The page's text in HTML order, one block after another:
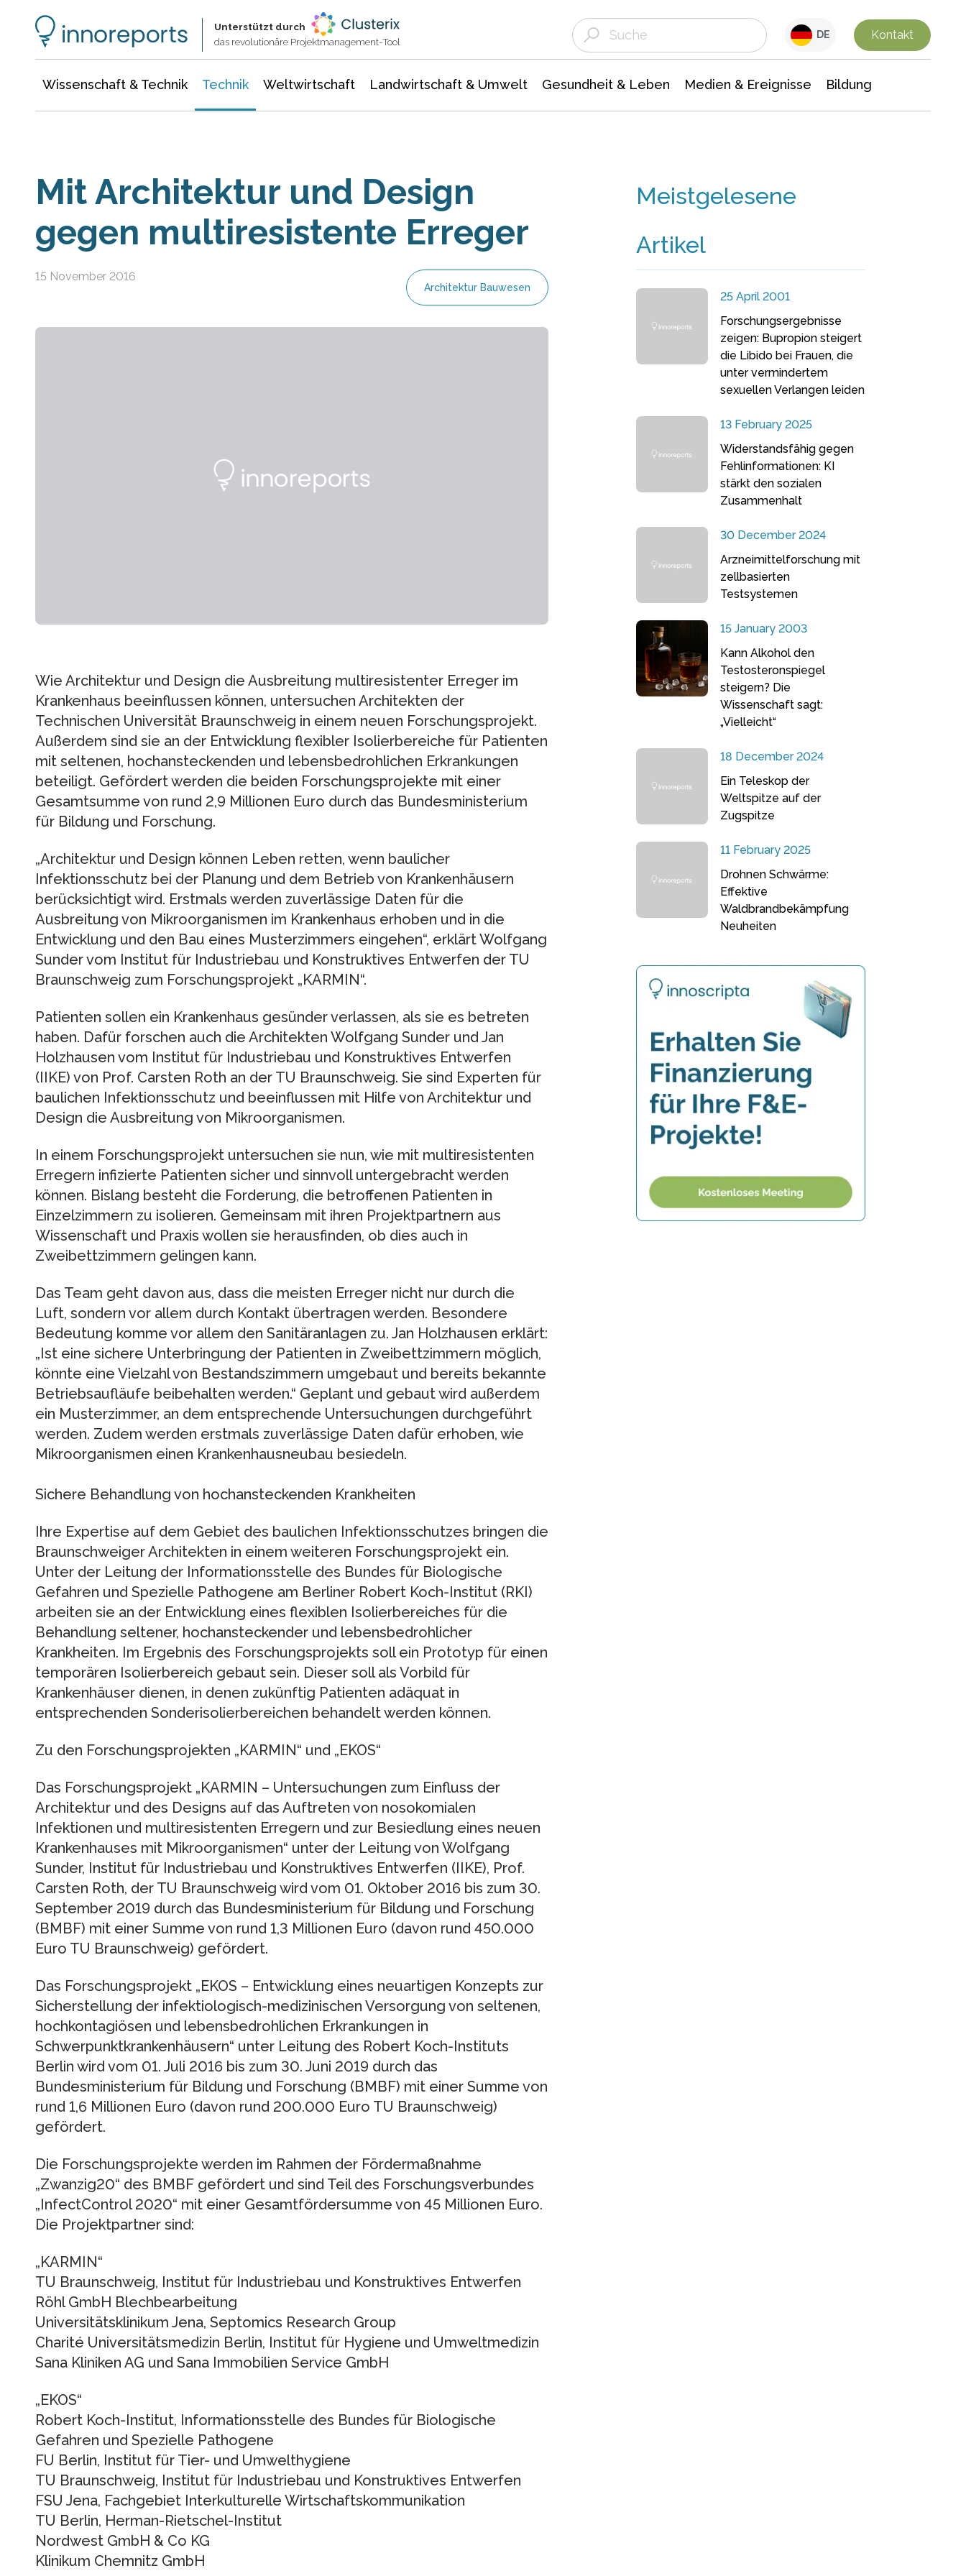
Unterstützt durch
das revolutionäre Projektmanagement-Tool
DE Kontakt
Wissenschaft & Technik Technik Weltwirtschaft Landwirtschaft & Umwelt Gesundheit & Leben Medien & Ereignisse Bildung
Mit Architektur und Design
gegen multiresistente Erreger
15 November 2016
Architektur Bauwesen
Wie Architektur und Design die Ausbreitung multiresistenter Erreger im
Krankenhaus beeinflussen können, untersuchen Architekten der
Technischen Universität Braunschweig in einem neuen Forschungsprojekt.
Außerdem sind sie an der Entwicklung flexibler Isolierbereiche für Patienten
mit seltenen, hochansteckenden und lebensbedrohlichen Erkrankungen
beteiligt. Gefördert werden die beiden Forschungsprojekte mit einer
Gesamtsumme von rund 2,9 Millionen Euro durch das Bundesministerium
für Bildung und Forschung.
„Architektur und Design können Leben retten, wenn baulicher
Infektionsschutz bei der Planung und dem Betrieb von Krankenhäusern
berücksichtigt wird. Erstmals werden zuverlässige Daten für die
Ausbreitung von Mikroorganismen im Krankenhaus erhoben und in die
Entwicklung und den Bau eines Musterzimmers eingehen“, erklärt Wolfgang
Sunder vom Institut für Industriebau und Konstruktives Entwerfen der TU
Braunschweig zum Forschungsprojekt „KARMIN“.
Patienten sollen ein Krankenhaus gesünder verlassen, als sie es betreten
haben. Dafür forschen auch die Architekten Wolfgang Sunder und Jan
Holzhausen vom Institut für Industriebau und Konstruktives Entwerfen
(IIKE) von Prof. Carsten Roth an der TU Braunschweig. Sie sind Experten für
baulichen Infektionsschutz und beeinflussen mit Hilfe von Architektur und
Design die Ausbreitung von Mikroorganismen.
In einem Forschungsprojekt untersuchen sie nun, wie mit multiresistenten
Erregern infizierte Patienten sicher und sinnvoll untergebracht werden
können. Bislang besteht die Forderung, die betroffenen Patienten in
Einzelzimmern zu isolieren. Gemeinsam mit ihren Projektpartnern aus
Wissenschaft und Praxis wollen sie herausfinden, ob dies auch in
Zweibettzimmern gelingen kann.
Das Team geht davon aus, dass die meisten Erreger nicht nur durch die
Luft, sondern vor allem durch Kontakt übertragen werden. Besondere
Bedeutung komme vor allem den Sanitäranlagen zu. Jan Holzhausen erklärt:
„Ist eine sichere Unterbringung der Patienten in Zweibettzimmern möglich,
könnte eine Vielzahl von Bestandszimmern umgebaut und bereits bekannte
Betriebsaufläufe beibehalten werden.“ Geplant und gebaut wird außerdem
ein Musterzimmer, an dem entsprechende Untersuchungen durchgeführt
werden. Zudem werden erstmals zuverlässige Daten dafür erhoben, wie
Mikroorganismen einen Krankenhausneubau besiedeln.
Sichere Behandlung von hochansteckenden Krankheiten
Ihre Expertise auf dem Gebiet des baulichen Infektionsschutzes bringen die
Braunschweiger Architekten in einem weiteren Forschungsprojekt ein.
Unter der Leitung der Informationsstelle des Bundes für Biologische
Gefahren und Spezielle Pathogene am Berliner Robert Koch-Institut (RKI)
arbeiten sie an der Entwicklung eines flexiblen Isolierbereiches für die
Behandlung seltener, hochansteckender und lebensbedrohlicher
Krankheiten. Im Ergebnis des Forschungsprojekts soll ein Prototyp für einen
temporären Isolierbereich gebaut sein. Dieser soll als Vorbild für
Krankenhäuser dienen, in denen zukünftig Patienten adäquat in
entsprechenden Sonderisolierbereichen behandelt werden können.
Zu den Forschungsprojekten „KARMIN“ und „EKOS“
Das Forschungsprojekt „KARMIN – Untersuchungen zum Einfluss der
Architektur und des Designs auf das Auftreten von nosokomialen
Infektionen und multiresistenten Erregern und zur Besiedlung eines neuen
Krankenhauses mit Mikroorganismen“ unter der Leitung von Wolfgang
Sunder, Institut für Industriebau und Konstruktives Entwerfen (IIKE), Prof.
Carsten Roth, der TU Braunschweig wird vom 01. Oktober 2016 bis zum 30.
September 2019 durch das Bundesministerium für Bildung und Forschung
(BMBF) mit einer Summe von rund 1,3 Millionen Euro (davon rund 450.000
Euro TU Braunschweig) gefördert.
Das Forschungsprojekt „EKOS – Entwicklung eines neuartigen Konzepts zur
Sicherstellung der infektiologisch-medizinischen Versorgung von seltenen,
hochkontagiösen und lebensbedrohlichen Erkrankungen in
Schwerpunktkrankenhäusern“ unter Leitung des Robert Koch-Instituts
Berlin wird vom 01. Juli 2016 bis zum 30. Juni 2019 durch das
Bundesministerium für Bildung und Forschung (BMBF) mit einer Summe von
rund 1,6 Millionen Euro (davon rund 200.000 Euro TU Braunschweig)
gefördert.
Die Forschungsprojekte werden im Rahmen der Fördermaßnahme
„Zwanzig20“ des BMBF gefördert und sind Teil des Forschungsverbundes
„InfectControl 2020“ mit einer Gesamtfördersumme von 45 Millionen Euro.
Die Projektpartner sind:
„KARMIN“
TU Braunschweig, Institut für Industriebau und Konstruktives Entwerfen
Röhl GmbH Blechbearbeitung
Universitätsklinikum Jena, Septomics Research Group
Charité Universitätsmedizin Berlin, Institut für Hygiene und Umweltmedizin
Sana Kliniken AG und Sana Immobilien Service GmbH
„EKOS“
Robert Koch-Institut, Informationsstelle des Bundes für Biologische
Gefahren und Spezielle Pathogene
FU Berlin, Institut für Tier- und Umwelthygiene
TU Braunschweig, Institut für Industriebau und Konstruktives Entwerfen
FSU Jena, Fachgebiet Interkulturelle Wirtschaftskommunikation
TU Berlin, Herman-Rietschel-Institut
Nordwest GmbH & Co KG
Klinikum Chemnitz GmbH
Meistgelesene
Artikel
25 April 2001
Forschungsergebnisse
zeigen: Bupropion steigert
die Libido bei Frauen, die
unter vermindertem
sexuellen Verlangen leiden
13 February 2025
Widerstandsfähig gegen
Fehlinformationen: KI
stärkt den sozialen
Zusammenhalt
30 December 2024
Arzneimittelforschung mit
zellbasierten
Testsystemen
15 January 2003
Kann Alkohol den
Testosteronspiegel
steigern? Die
Wissenschaft sagt:
„Vielleicht“
18 December 2024
Ein Teleskop der
Weltspitze auf der
Zugspitze
11 February 2025
Drohnen Schwärme:
Effektive
Waldbrandbekämpfung
Neuheiten